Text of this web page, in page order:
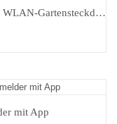
Bequeme Steuerung im Freien – XCOAST WLAN-Gartensteckdose
mit App